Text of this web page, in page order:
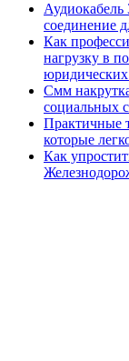
Аудиокабель
соединение
Как
нагрузку в
Смм
социальных
Практичные
которые
Как